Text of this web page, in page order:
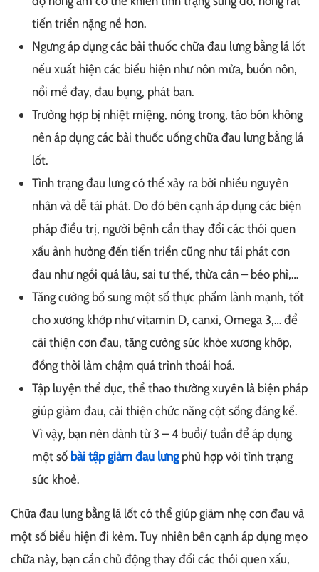
tiến triển nặng nề hơn.
Ngưng áp dụng các bài thuốc chữa đau lưng bằng lá lốt
nếu xuất hiện các biểu hiện như nôn mửa, buồn nôn,
nổi mề đay, đau bụng, phát ban.
Trường hợp bị nhiệt miệng, nóng trong, táo bón không
nên áp dụng các bài thuốc uống chữa đau lưng bằng lá
lốt.
Tình trạng đau lưng có thể xảy ra bởi nhiều nguyên
nhân và dễ tái phát. Do đó bên cạnh áp dụng các biện
pháp điều trị, người bệnh cần thay đổi các thói quen
xấu ảnh hưởng đến tiến triển cũng như tái phát cơn
đau như ngồi quá lâu, sai tư thế, thừa cân – béo phì,…
Tăng cường bổ sung một số thực phẩm lành mạnh, tốt
cho xương khớp như vitamin D, canxi, Omega 3,… để
cải thiện cơn đau, tăng cường sức khỏe xương khớp,
đồng thời làm chậm quá trình thoái hoá.
Tập luyện thể dục, thể thao thường xuyên là biện pháp
giúp giảm đau, cải thiện chức năng cột sống đáng kể.
Vì vậy, bạn nên dành từ 3 – 4 buổi/ tuần để áp dụng
một số bài tập giảm đau lưngphù hợp với tình trạng
sức khoẻ.
Chữa đau lưng bằng lá lốt có thể giúp giảm nhẹ cơn đau và
một số biểu hiện đi kèm. Tuy nhiên bên cạnh áp dụng mẹo
chữa này, bạn cần chủ động thay đổi các thói quen xấu,